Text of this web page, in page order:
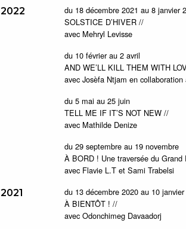
2022
du 18 décembre 2021 au 8 janvier
SOLSTICE D’HIVER //
avec Mehryl Levisse
du 10 février au 2 avril
AND WE’LL KILL THEM WITH
avec Josèfa Ntjam en
du 5 mai au 25 juin
TELL ME IF IT’S NOT NEW //
avec Mathilde Denize
du 29 septembre au 19 novembre
À BORD ! Une traversée du Grand
avec Flavie L.T et Sami Trabelsi
2021
du 13 décembre 2020 au 10 janvier
À BIENTÔT ! //
avec Odonchimeg Davaadorj